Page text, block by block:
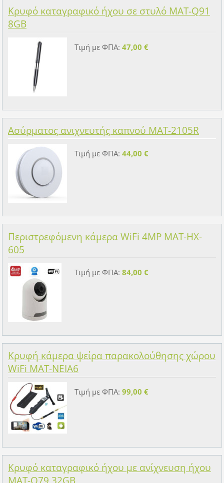
Κρυφό καταγραφικό ήχου σε στυλό MAT-Q91
8GB
Τιμή με ΦΠΑ: 47,00 €
Ασύρματος ανιχνευτής καπνού MAT-2105R
Τιμή με ΦΠΑ: 44,00 €
Περιστρεφόμενη κάμερα WiFi 4MP MAT-HX-
605
Τιμή με ΦΠΑ: 84,00 €
Κρυφή κάμερα ψείρα παρακολούθησης χώρου
WiFi MAT-NEIA6
Τιμή με ΦΠΑ: 99,00 €
Κρυφό καταγραφικό ήχου με ανίχνευση ήχου